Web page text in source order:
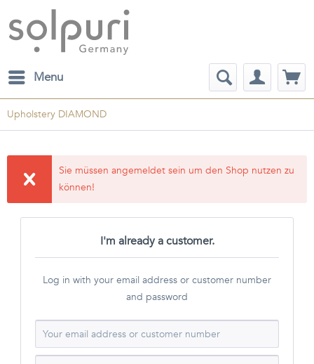
Menu
Upholstery DIAMOND
Sie müssen angemeldet sein um den Shop nutzen zu
können!
I'm already a customer.
Log in with your email address or customer number
and password